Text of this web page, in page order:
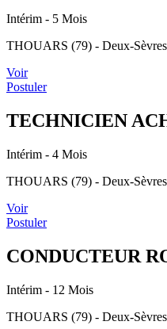
Intérim - 5 Mois
THOUARS (79) - Deux-Sèvres
Voir
Postuler
TECHNICIEN
Intérim - 4 Mois
THOUARS (79) - Deux-Sèvres
Voir
Postuler
CONDUCTEUR
Intérim - 12 Mois
THOUARS (79) - Deux-Sèvres